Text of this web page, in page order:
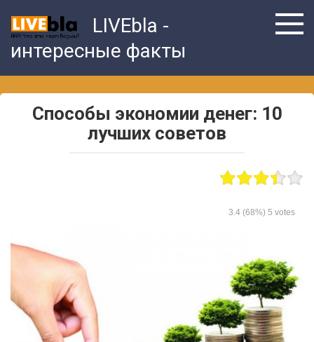
content
LIVEbla -
интересные факты
Способы экономии денег: 10
лучших советов
3.4(68%) 5 votes